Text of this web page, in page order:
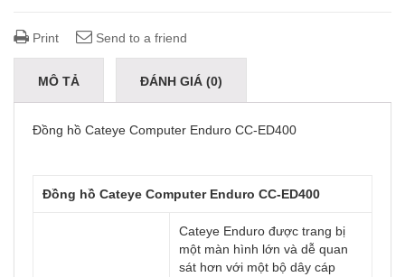
Print Send to a friend
MÔ TẢ ĐÁNH GIÁ (0)
Đồng hồ Cateye Computer Enduro CC-ED400
Đồng hồ Cateye Computer Enduro CC-ED400
Cateye Enduro được trang bị
một màn hình lớn và dễ quan
sát hơn với một bộ dây cáp